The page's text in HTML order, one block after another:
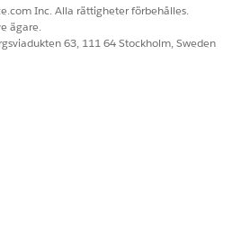
Inc. Alla rättigheter förbehålles.
ägare.
63, 111 64 Stockholm, Sweden